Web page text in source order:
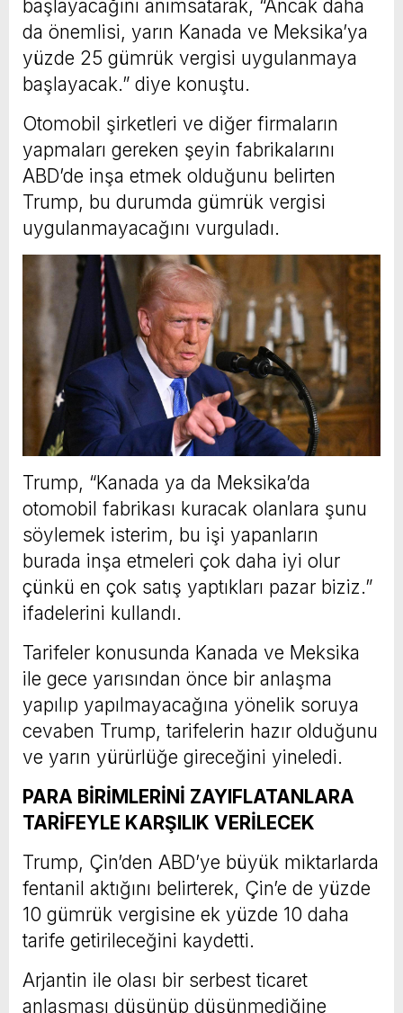
başlayacağını anımsatarak, “Ancak daha
da önemlisi, yarın Kanada ve Meksika’ya
yüzde 25 gümrük vergisi uygulanmaya
başlayacak.” diye konuştu.
Otomobil şirketleri ve diğer firmaların
yapmaları gereken şeyin fabrikalarını
ABD’de inşa etmek olduğunu belirten
Trump, bu durumda gümrük vergisi
uygulanmayacağını vurguladı.
Trump, “Kanada ya da Meksika’da
otomobil fabrikası kuracak olanlara şunu
söylemek isterim, bu işi yapanların
burada inşa etmeleri çok daha iyi olur
çünkü en çok satış yaptıkları pazar biziz.”
ifadelerini kullandı.
Tarifeler konusunda Kanada ve Meksika
ile gece yarısından önce bir anlaşma
yapılıp yapılmayacağına yönelik soruya
cevaben Trump, tarifelerin hazır olduğunu
ve yarın yürürlüğe gireceğini yineledi.
PARA BİRİMLERİNİ ZAYIFLATANLARA
TARİFEYLE KARŞILIK VERİLECEK
Trump, Çin’den ABD’ye büyük miktarlarda
fentanil aktığını belirterek, Çin’e de yüzde
10 gümrük vergisine ek yüzde 10 daha
tarife getirileceğini kaydetti.
Arjantin ile olası bir serbest ticaret
anlaşması düşünüp düşünmediğine